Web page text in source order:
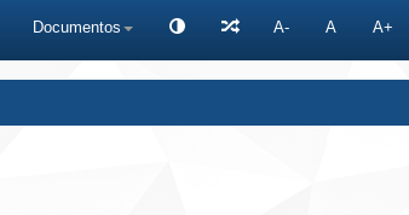
Documentos A- A A+